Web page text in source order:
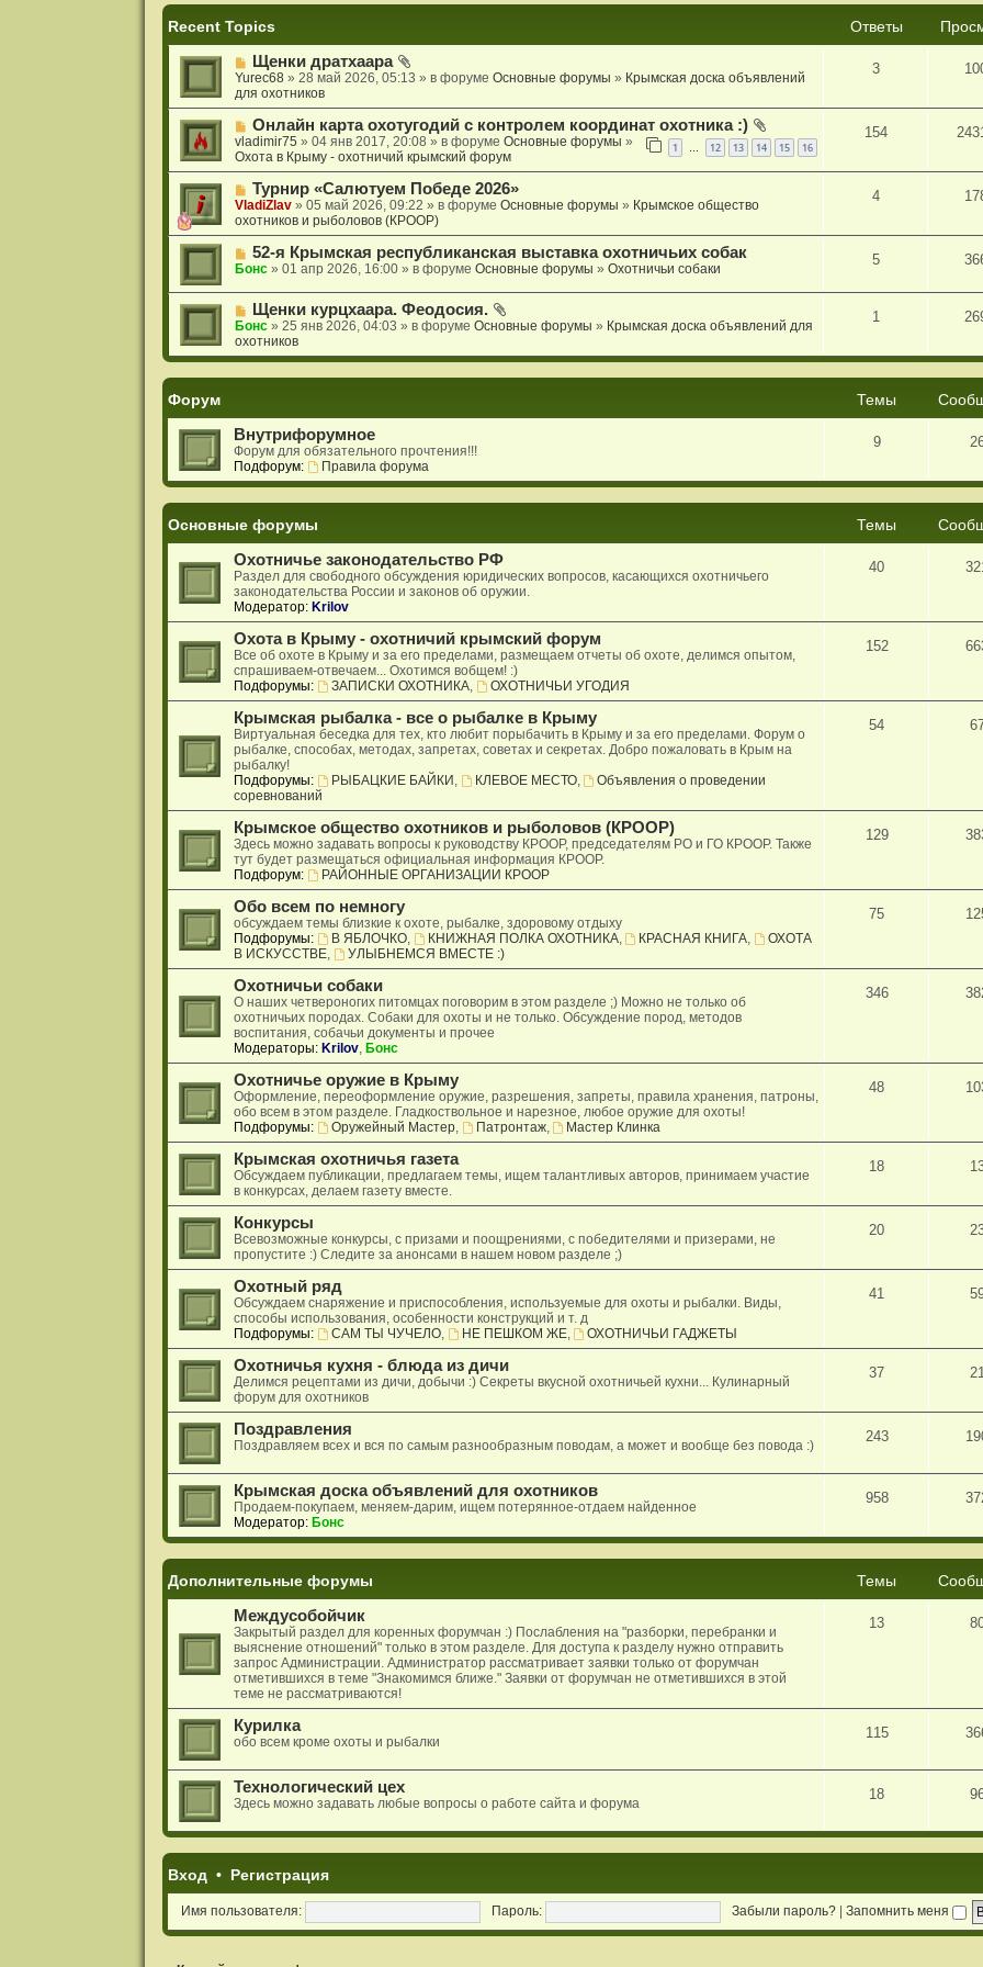
и
я
Recent Topics Ответы
Щенки дратхаара
Yurec68» 28 май 2026, 05:13 » в форуме Основные форумы » Крымская доска объявлений
для охотников
3
Онлайн карта охотугодий с контролем координат охотника :)
1 12 13 14 15 16
vladimir75 » 04 янв 2017, 20:08 » в форуме Основные форумы »
Охота в Крыму - охотничий крымский форум
154
Турнир «Салютуем Победе 2026»
VladiZlav» 05 май 2026, 09:22 » в форуме Основные форумы » Крымское общество
охотников и рыболовов (КРООР)
4
52-я Крымская республиканская выставка охотничьих собак
Бонс» 01 апр 2026, 16:00 » в форуме Основные форумы » Охотничьи собаки
5
Щенки курцхаара. Феодосия.
Бонс» 25 янв 2026, 04:03 » в форуме Основные форумы » Крымская доска объявлений для
охотников
1
Форум Темы
Внутрифорумное
Форум для обязательного прочтения!!!
Подфорум:
Правила форума
9
Основные форумы Темы
Охотничье законодательство РФ
Раздел для свободного обсуждения юридических вопросов, касающихся охотничьего
законодательства России и законов об оружии.
Модератор: Krilov
40
Охота в Крыму - охотничий крымский форум
Все об охоте в Крыму и за его пределами, размещаем отчеты об охоте, делимся опытом,
спрашиваем-отвечаем... Охотимся вобщем! :)
Подфорумы:
ЗАПИСКИ ОХОТНИКА, ОХОТНИЧЬИ УГОДИЯ
152
Крымская рыбалка - все о рыбалке в Крыму
Виртуальная беседка для тех, кто любит порыбачить в Крыму и за его пределами. Форум о
рыбалке, способах, методах, запретах, советах и секретах. Добро пожаловать в Крым на
рыбалку!
Подфорумы:
РЫБАЦКИЕ БАЙКИ , КЛЕВОЕ МЕСТО,
Объявления о проведении
соревнований
54
Крымское общество охотников и рыболовов (КРООР)
Здесь можно задавать вопросы к руководству КРООР, председателям РО и ГО КРООР. Также
тут будет размещаться официальная информация КРООР.
Подфорум:
РАЙОННЫЕ ОРГАНИЗАЦИИ КРООР
129
Обо всем по немногу
обсуждаем темы близкие к охоте, рыбалке, здоровому отдыху
Подфорумы:
В ЯБЛОЧКО, КНИЖНАЯ ПОЛКА ОХОТНИКА, КРАСНАЯ КНИГА,
ОХОТА
В ИСКУССТВЕ, УЛЫБНЕМСЯ ВМЕСТЕ :)
75
Охотничьи собаки
О наших четвероногих питомцах поговорим в этом разделе ;) Можно не только об
охотничьих породах. Собаки для охоты и не только. Обсуждение пород, методов
воспитания, собачьи документы и прочее
Модераторы: Krilov, Бонс
346
Охотничье оружие в Крыму
Оформление, переоформление оружие, разрешения, запреты, правила хранения, патроны,
обо всем в этом разделе. Гладкоствольное и нарезное, любое оружие для охоты!
Подфорумы:
Оружейный Мастер, Патронтаж, Мастер Клинка
48
Крымская охотничья газета
Обсуждаем публикации, предлагаем темы, ищем талантливых авторов, принимаем участие
в конкурсах, делаем газету вместе.
18
Конкурсы
Всевозможные конкурсы, с призами и поощрениями, с победителями и призерами, не
пропустите :) Следите за анонсами в нашем новом разделе ;)
20
Охотный ряд
Обсуждаем снаряжение и приспособления, используемые для охоты и рыбалки. Виды,
способы использования, особенности конструкций и т. д
Подфорумы:
САМ ТЫ ЧУЧЕЛО, НЕ ПЕШКОМ ЖЕ, ОХОТНИЧЬИ ГАДЖЕТЫ
41
Охотничья кухня - блюда из дичи
Делимся рецептами из дичи, добычи :) Секреты вкусной охотничьей кухни... Кулинарный
форум для охотников
37
Поздравления
Поздравляем всех и вся по самым разнообразным поводам, а может и вообще без повода :)
243
Крымская доска объявлений для охотников
Продаем-покупаем, меняем-дарим, ищем потерянное-отдаем найденное
Модератор: Бонс
958
Дополнительные форумы Темы
Междусобойчик
Закрытый раздел для коренных форумчан :) Послабления на "разборки, перебранки и
выяснение отношений" только в этом разделе. Для доступа к разделу нужно отправить
запрос Администрации. Администратор рассматривает заявки только от форумчан
отметившихся в теме "Знакомимся ближе." Заявки от форумчан не отметившихся в этой
теме не рассматриваются!
13
Курилка
обо всем кроме охоты и рыбалки
115
Технологический цех
Здесь можно задавать любые вопросы о работе сайта и форума
18
Вход• Регистрация
Имя пользователя: Пароль: Забыли пароль? Запомнить меня